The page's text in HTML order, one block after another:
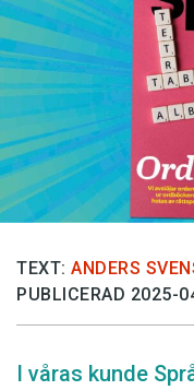
Podden
Anmäl till
Föreslå nyord
Annonsera
Prenumerera
Läs
TEXT: ANDERS
PUBLICERAD 2025-
I våras kunde